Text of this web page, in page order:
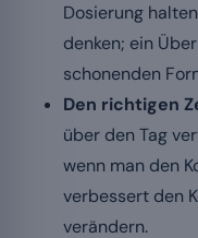
Dosierung
denken; ein
schonenden
Den richtigen
über den Tag
wenn man den
verbessert den
verändern.